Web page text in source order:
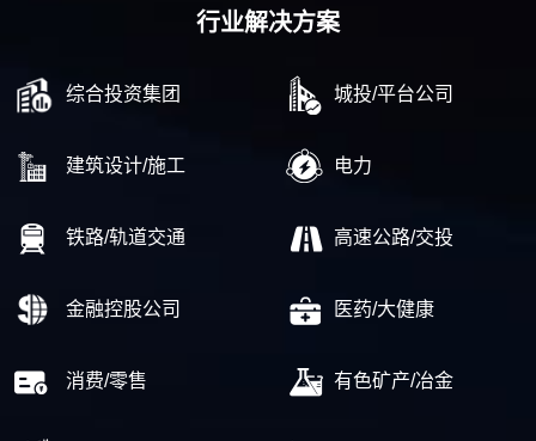
行业解决方案
综合投资集团 城投/平台公司
建筑设计/施工 电力
铁路/轨道交通 高速公路/交投
金融控股公司 医药/大健康
消费/零售 有色矿产/冶金